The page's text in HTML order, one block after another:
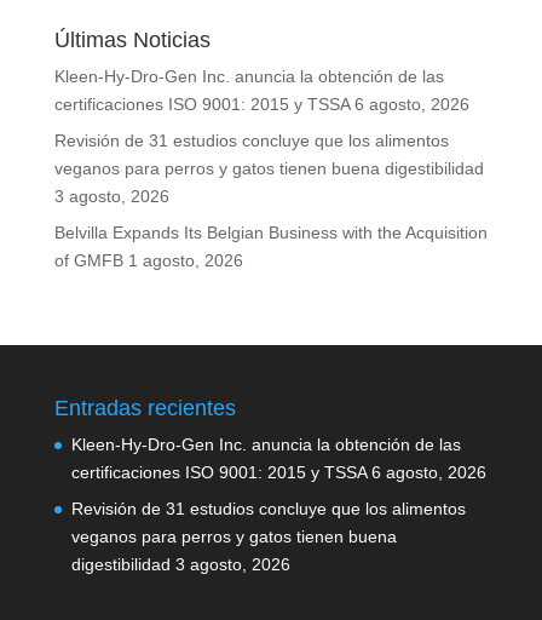
Últimas Noticias
Kleen-Hy-Dro-Gen Inc. anuncia la obtención de las
certificaciones ISO 9001: 2015 y TSSA 6 agosto, 2026
Revisión de 31 estudios concluye que los alimentos
veganos para perros y gatos tienen buena digestibilidad
3 agosto, 2026
Belvilla Expands Its Belgian Business with the Acquisition
of GMFB 1 agosto, 2026
Entradas recientes
Kleen-Hy-Dro-Gen Inc. anuncia la obtención de las
certificaciones ISO 9001: 2015 y TSSA 6 agosto, 2026
Revisión de 31 estudios concluye que los alimentos
veganos para perros y gatos tienen buena
digestibilidad 3 agosto, 2026